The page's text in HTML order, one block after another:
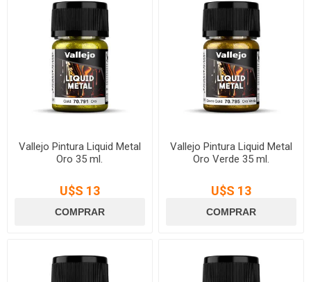
Vallejo Pintura Liquid Metal
Oro 35 ml.
U$S 13
Vallejo Pintura Liquid Metal
Oro Verde 35 ml.
U$S 13